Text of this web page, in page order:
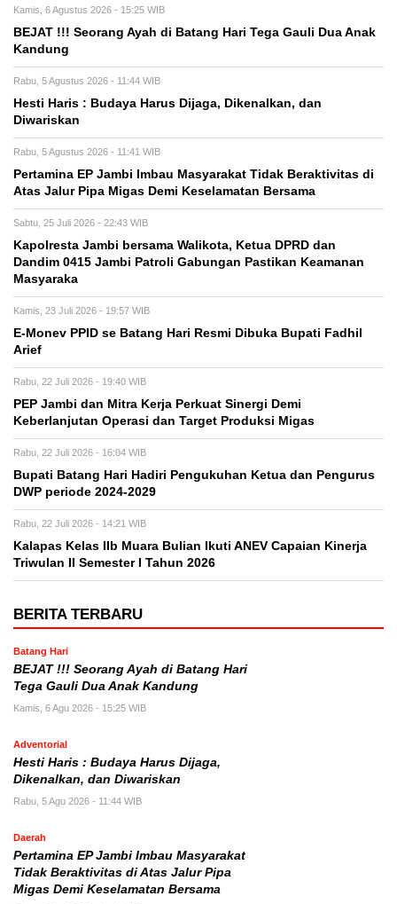
Kamis, 6 Agustus 2026 - 15:25 WIB
BEJAT !!! Seorang Ayah di Batang Hari Tega Gauli Dua Anak
Kandung
Rabu, 5 Agustus 2026 - 11:44 WIB
Hesti Haris : Budaya Harus Dijaga, Dikenalkan, dan
Diwariskan
Rabu, 5 Agustus 2026 - 11:41 WIB
Pertamina EP Jambi Imbau Masyarakat Tidak Beraktivitas di
Atas Jalur Pipa Migas Demi Keselamatan Bersama
Sabtu, 25 Juli 2026 - 22:43 WIB
Kapolresta Jambi bersama Walikota, Ketua DPRD dan
Dandim 0415 Jambi Patroli Gabungan Pastikan Keamanan
Masyaraka
Kamis, 23 Juli 2026 - 19:57 WIB
E-Monev PPID se Batang Hari Resmi Dibuka Bupati Fadhil
Arief
Rabu, 22 Juli 2026 - 19:40 WIB
PEP Jambi dan Mitra Kerja Perkuat Sinergi Demi
Keberlanjutan Operasi dan Target Produksi Migas
Rabu, 22 Juli 2026 - 16:04 WIB
Bupati Batang Hari Hadiri Pengukuhan Ketua dan Pengurus
DWP periode 2024-2029
Rabu, 22 Juli 2026 - 14:21 WIB
Kalapas Kelas IIb Muara Bulian Ikuti ANEV Capaian Kinerja
Triwulan II Semester I Tahun 2026
BERITA TERBARU
Batang Hari
BEJAT !!! Seorang Ayah di Batang Hari
Tega Gauli Dua Anak Kandung
Kamis, 6 Agu 2026 - 15:25 WIB
Adventorial
Hesti Haris : Budaya Harus Dijaga,
Dikenalkan, dan Diwariskan
Rabu, 5 Agu 2026 - 11:44 WIB
Daerah
Pertamina EP Jambi Imbau Masyarakat
Tidak Beraktivitas di Atas Jalur Pipa
Migas Demi Keselamatan Bersama